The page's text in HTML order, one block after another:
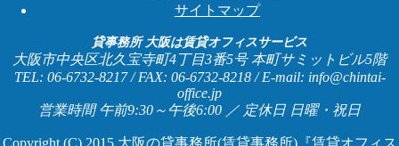
サイトマップ
貸事務所 大阪は賃貸オフィスサービス
大阪市中央区北久宝寺町4丁目3番5号 本町サミットビル5階
TEL: 06-6732-8217 / FAX: 06-6732-8218 / E-mail: info@chintai-
office.jp
営業時間 午前9:30～午後6:00 ／ 定休日 日曜・祝日
Copyright (C) 2015 大阪の貸事務所(賃貸事務所)『賃貸オフィス